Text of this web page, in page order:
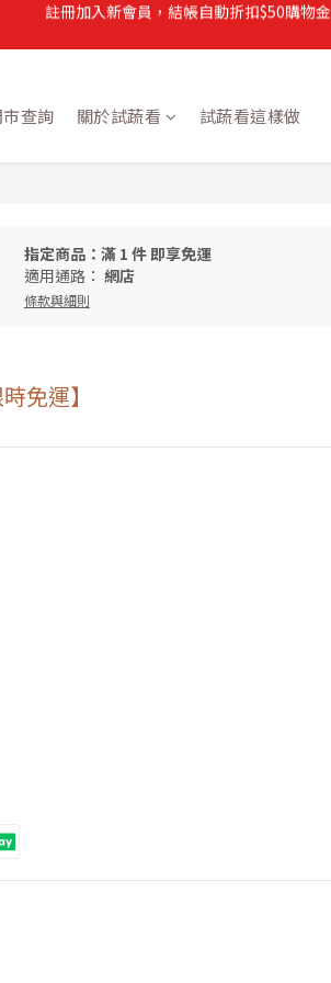
註冊加入新會員，結帳自動折扣$50購物金
常溫滿$899即享免運
查詢 關於試蔬看 試蔬看這樣做
指定商品：滿 1 件 即享免運
適用通路： 網店
條款與細則
免運】